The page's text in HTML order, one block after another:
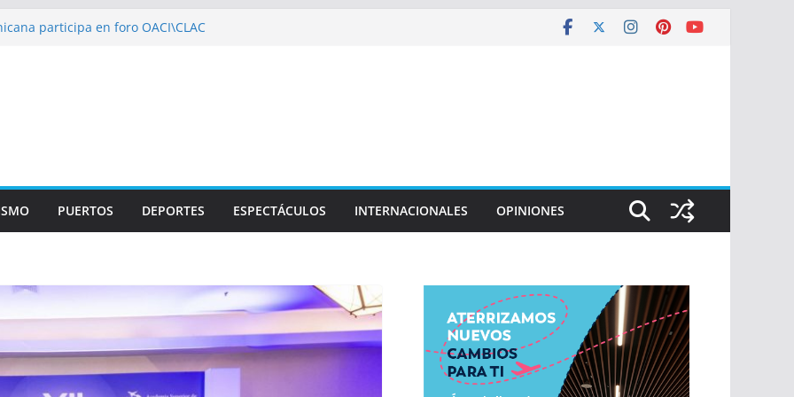
participa en foro OACI\CLAC
en normas de calidad ISO
multidisciplinario operativo médico
PUERTOS DEPORTES ESPECTÁCULOS INTERNACIONALES OPINIONES